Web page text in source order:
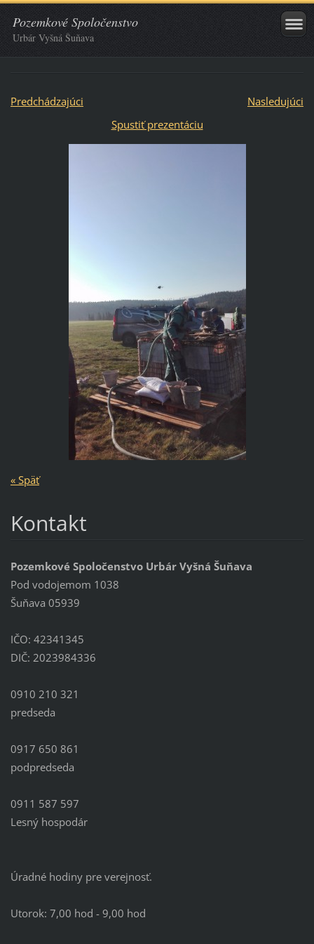
Pozemkové Spoločenstvo
Urbár Vyšná Šuňava
Predchádzajúci
Nasledujúci
Spustiť prezentáciu
« Späť
Kontakt
Pozemkové Spoločenstvo Urbár Vyšná Šuňava
Pod vodojemom 1038
Šuňava 05939
IČO: 42341345
DIČ: 2023984336
0910 210 321
predseda
0917 650 861
podpredseda
0911 587 597
Lesný hospodár
Úradné hodiny pre verejnosť.
Utorok: 7,00 hod - 9,00 hod